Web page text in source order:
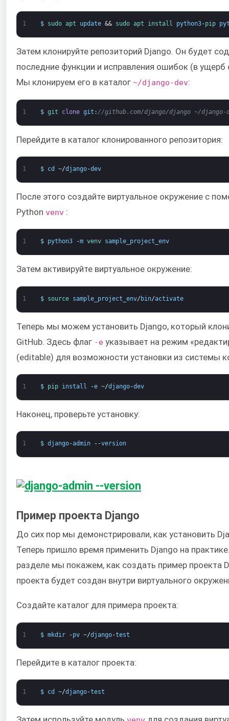
1 $ sudo apt update && sudo apt install python3-pip
Затем клонируйте репозиторий Django. Он будет
последние функции и исправления ошибок (в ущерб
Мы клонируем его в каталог ~/django-dev:
1 $ git clone git : //github.com/django/django ~/django-
Перейдите в каталог клонированного репозитория:
1 $ cd ~/django-dev
После этого создайте виртуальное окружение с
Python venv :
1 $ python3 -m venv sample_project_env
Затем активируйте виртуальное окружение:
1 $ source sample_project_env/ bin/activate
Теперь мы можем установить Django, который
GitHub. Здесь флаг -e указывает на режим
(editable) для возможности установки из системы
1 $ pip install -e ~/django-dev
Наконец, проверьте установку:
1 $ django-admin --version
Пример проекта Django
До сих пор мы демонстрировали, как установить
Теперь пришло время применить Django на
разделе мы покажем, как создать пример проекта
проекта будет создан внутри виртуального
Создайте каталог для примера проекта:
1 $ mkdir -pv ~/django-test
Перейдите в каталог проекта:
1 $ cd ~/django-test